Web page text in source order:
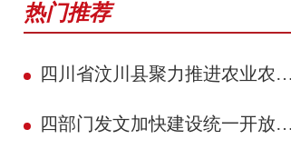
热门推荐
四川省汶川县聚力推进农业农村现代化 赋能民族地区县域典范建设攻坚见效
四部门发文加快建设统一开放的交通运输市场